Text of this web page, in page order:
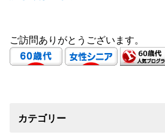
ご訪問ありがとうございます。
カテゴリー